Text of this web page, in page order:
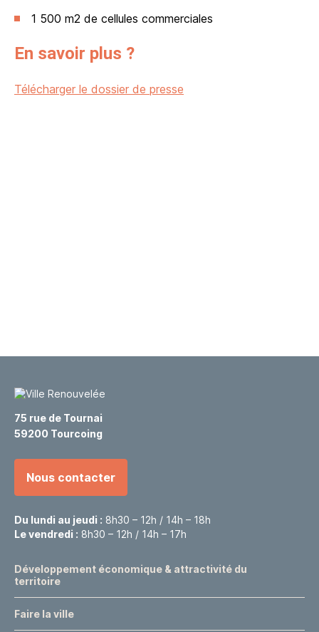
1 500 m2 de cellules commerciales
En savoir plus ?
Télécharger le dossier de presse
75 rue de Tournai
59200 Tourcoing
Nous contacter
Du lundi au jeudi : 8h30 – 12h / 14h – 18h
Le vendredi : 8h30 – 12h / 14h – 17h
Développement économique & attractivité du
territoire
Faire la ville